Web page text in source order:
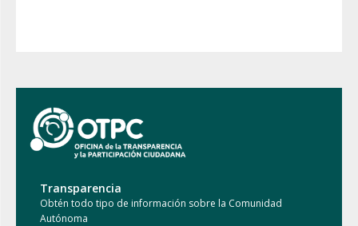
Transparencia
Obtén todo tipo de información sobre la Comunidad
Autónoma